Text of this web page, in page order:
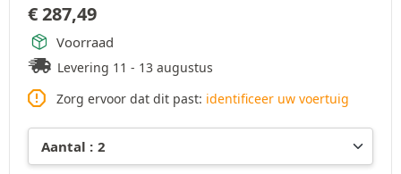
€287,49
Voorraad
Levering 11 - 13 augustus
Zorg ervoor dat dit past: identificeer uw voertuig